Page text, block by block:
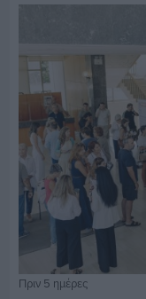
Πριν 5 ημέρες